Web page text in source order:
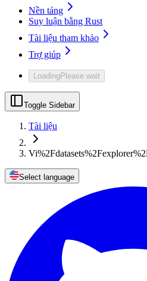
Nền tảng
Suy luận bằng Rust
Tài liệu tham khảo
Trợ giúp
LoadingPlease wait
Toggle Sidebar
Tài liệu
Select language